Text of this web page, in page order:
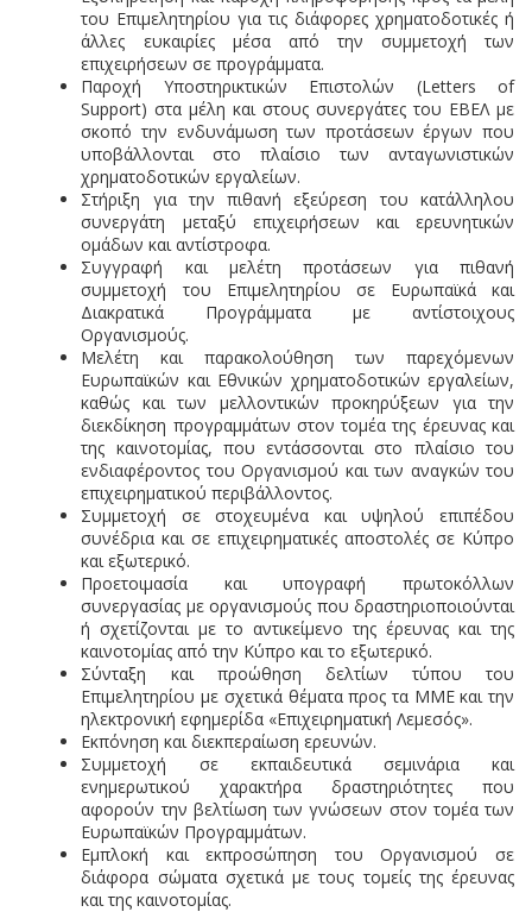
του Επιμελητηρίου για τις διάφορες χρηματοδοτικές ή
άλλες ευκαιρίες μέσα από την συμμετοχή των
επιχειρήσεων σε προγράμματα.
Παροχή Υποστηρικτικών Επιστολών (Letters
of
Support) στα μέλη και στους συνεργάτες του ΕΒΕΛ με
σκοπό την ενδυνάμωση των προτάσεων έργων που
υποβάλλονται στο πλαίσιο των ανταγωνιστικών
χρηματοδοτικών εργαλείων.
Στήριξη για την πιθανή εξεύρεση του κατάλληλου
συνεργάτη μεταξύ επιχειρήσεων και ερευνητικών
ομάδων και αντίστροφα.
Συγγραφή και μελέτη προτάσεων για πιθανή
συμμετοχή του Επιμελητηρίου σε Ευρωπαϊκά και
Διακρατικά Προγράμματα με αντίστοιχους
Οργανισμούς.
Μελέτη και παρακολούθηση των παρεχόμενων
Ευρωπαϊκών και Εθνικών χρηματοδοτικών εργαλείων,
καθώς και των μελλοντικών προκηρύξεων για την
διεκδίκηση προγραμμάτων στον τομέα της έρευνας και
της καινοτομίας, που εντάσσονται στο πλαίσιο του
ενδιαφέροντος του Οργανισμού και των αναγκών του
επιχειρηματικού περιβάλλοντος.
Συμμετοχή σε στοχευμένα και υψηλού επιπέδου
συνέδρια και σε επιχειρηματικές αποστολές σε Κύπρο
και εξωτερικό.
Προετοιμασία και υπογραφή πρωτοκόλλων
συνεργασίας με οργανισμούς που δραστηριοποιούνται
ή σχετίζονται με το αντικείμενο της έρευνας και της
καινοτομίας από την Κύπρο και το εξωτερικό.
Σύνταξη και προώθηση δελτίων τύπου του
Επιμελητηρίου με σχετικά θέματα προς τα ΜΜΕ και την
ηλεκτρονική εφημερίδα «Επιχειρηματική Λεμεσός».
Εκπόνηση και διεκπεραίωση ερευνών.
Συμμετοχή σε εκπαιδευτικά σεμινάρια και
ενημερωτικού χαρακτήρα δραστηριότητες που
αφορούν την βελτίωση των γνώσεων στον τομέα των
Ευρωπαϊκών Προγραμμάτων.
Εμπλοκή και εκπροσώπηση του Οργανισμού σε
διάφορα σώματα σχετικά με τους τομείς της έρευνας
και της καινοτομίας.